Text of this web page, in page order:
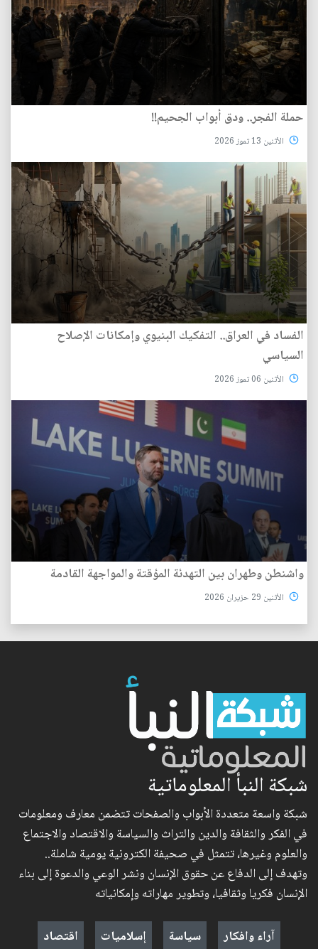
حملة الفجر.. ودق أبواب الجحيم!!
الأثنين 13 تموز 2026
الفساد في العراق.. التفكيك البنيوي وإمكانات الإصلاح
السياسي
الأثنين 06 تموز 2026
واشنطن وطهران بين التهدئة المؤقتة والمواجهة القادمة
الأثنين 29 حزيران 2026
شبكة النبأ المعلوماتية
شبكة واسعة متعددة الأبواب والصفحات تتضمن معارف ومعلومات
في الفكر والثقافة والدين والتراث والسياسة والاقتصاد والاجتماع
والعلوم وغيرها، تتمثل في صحيفة الكترونية يومية شاملة..
وتهدف إلى الدفاع عن حقوق الإنسان ونشر الوعي والدعوة إلى بناء
الإنسان فكريا وثقافيا، وتطوير مهاراته وإمكانياته
آراء وافكار
سياسة إسلاميات اقتصاد